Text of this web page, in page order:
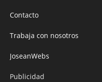
Contacto
Trabaja con nosotros
JoseanWebs
Publicidad